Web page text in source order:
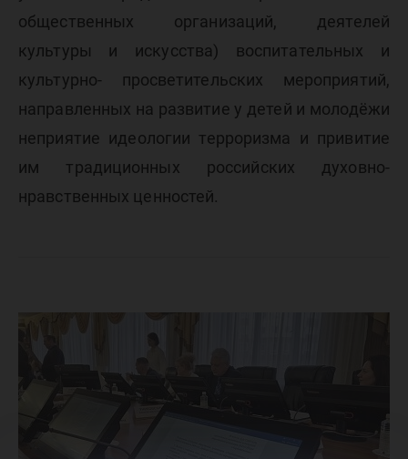
общественных организаций, деятелей
культуры и искусства) воспитательных и
культурно- просветительских мероприятий,
направленных на развитие у детей и молодёжи
неприятие идеологии терроризма и привитие
им традиционных российских духовно-
нравственных ценностей.